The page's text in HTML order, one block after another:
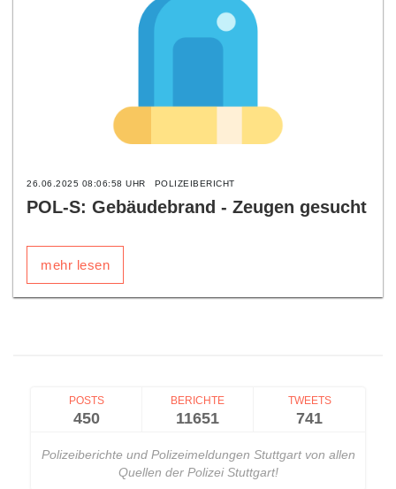
26.06.2025 08:06:58 UHR POLIZEIBERICHT
POL-S: Gebäudebrand - Zeugen gesucht
mehr lesen
POSTS
450
BERICHTE
11651
TWEETS
741
Polizeiberichte und Polizeimeldungen Stuttgart von allen
Quellen der Polizei Stuttgart!